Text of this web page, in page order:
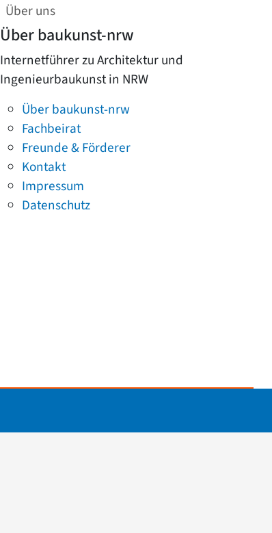
Über uns
Über baukunst-nrw
Internetführer zu Architektur und
Ingenieurbaukunst in NRW
Über baukunst-nrw
Fachbeirat
Freunde & Förderer
Kontakt
Impressum
Datenschutz